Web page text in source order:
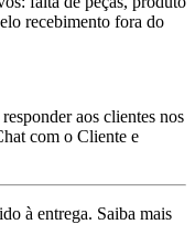
recebimento fora do
aos clientes nos
com o Cliente e
à entrega. Saiba mais